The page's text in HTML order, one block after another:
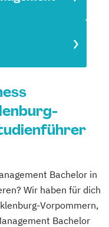
Bachelor in
Wir haben für dich
Vorpommern,
Bachelor